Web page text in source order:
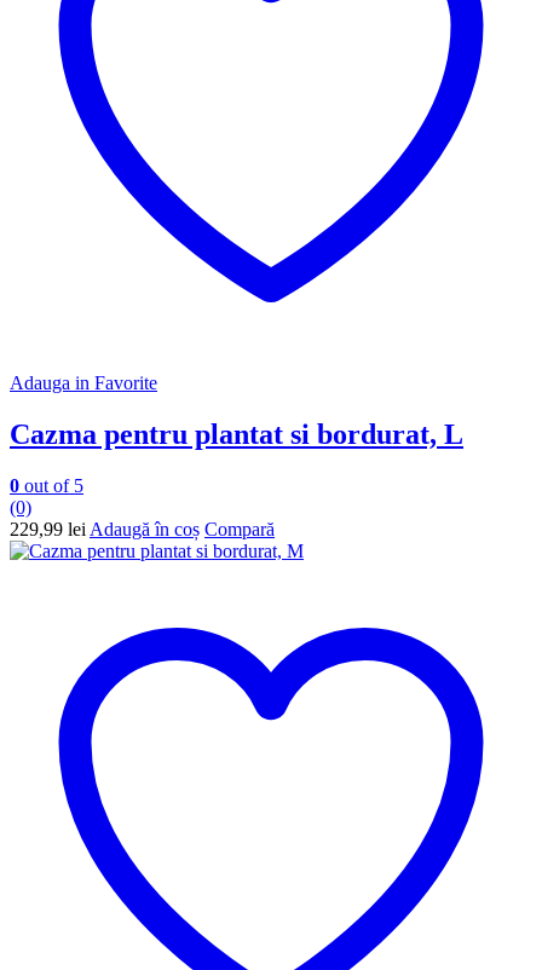
Adauga in Favorite
Cazma pentru plantat si bordurat, L
0 out of 5
(0)
229,99 lei Adaugă în coș Compară